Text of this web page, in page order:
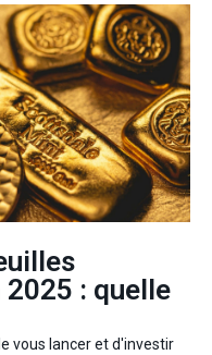
2025 : quelle
vous lancer et d'investir